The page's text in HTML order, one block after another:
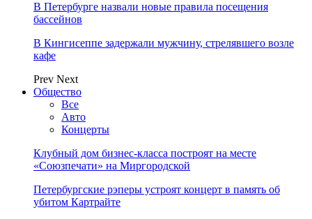
В Петербурге назвали новые правила посещения
бассейнов
В Кингисеппе задержали мужчину, стрелявшего возле
кафе
Prev Next
Общество
Все
Авто
Концерты
Клубный дом бизнес-класса построят на месте
«Союзпечати» на Миргородской
Петербургские рэперы устроят концерт в память об
убитом Картрайте